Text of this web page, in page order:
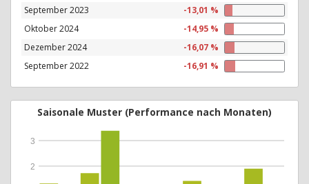
September 2023
-13,01 %
Oktober 2024
-14,95 %
Dezember 2024
-16,07 %
September 2022
-16,91 %
Saisonale Muster (Performance nach Monaten)
2
3